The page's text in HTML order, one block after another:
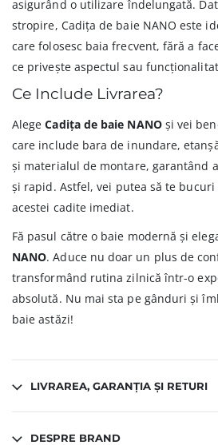
asigurând o utilizare îndelungată.
stropire, Cadița de baie NANO este
care folosesc baia frecvent, fără a
ce privește aspectul sau
Ce Include Livrarea?
AlegeCadița de baie NANOși vei
care include bara de inundare,
și materialul de montare, garantând
și rapid. Astfel, vei putea să te
acestei cadite imediat.
Fă pasul către o baie modernă și
NANO. Aduce nu doar un plus de
transformând rutina zilnică într-o
absolută. Nu mai sta pe gânduri și
baie astăzi!
LIVRAREA, GARANȚIA ȘI RETURI
DESPRE BRAND